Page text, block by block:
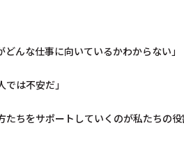
どんな仕事に向いているかわからない」
では不安だ」
ちをサポートしていくのが私たちの役